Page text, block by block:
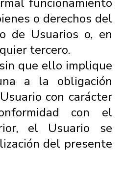
o derechos del
de Usuarios o, en
tercero.
que ello implique
a la obligación
con carácter
con el
el Usuario se
del presente